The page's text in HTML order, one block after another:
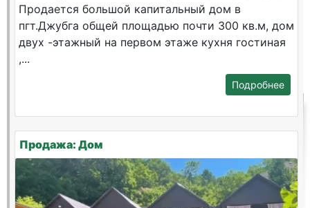
Продается большой капитальный дом в
пгт.Джубга общей площадью почти 300 кв.м, дом
двух -этажный на первом этаже кухня гостиная
,...
Подробнее
Продажа: Дом